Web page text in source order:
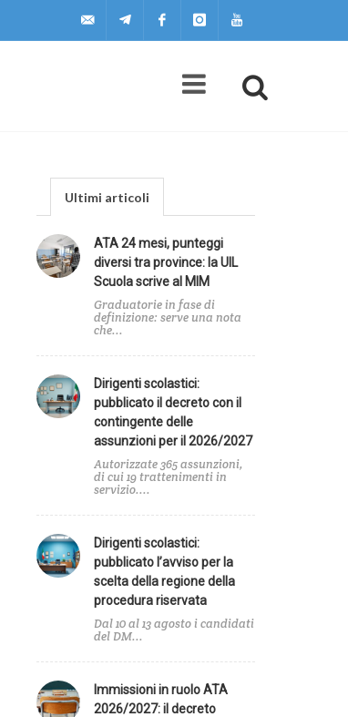
Ultimi articoli
ATA 24 mesi, punteggi
diversi tra province: la UIL
Scuola scrive al MIM
Graduatorie in fase di
definizione: serve una nota
che...
Dirigenti scolastici:
pubblicato il decreto con il
contingente delle
assunzioni per il 2026/2027
Autorizzate 365 assunzioni,
di cui 19 trattenimenti in
servizio....
Dirigenti scolastici:
pubblicato l’avviso per la
scelta della regione della
procedura riservata
Dal 10 al 13 agosto i candidati
del DM...
Immissioni in ruolo ATA
2026/2027: il decreto